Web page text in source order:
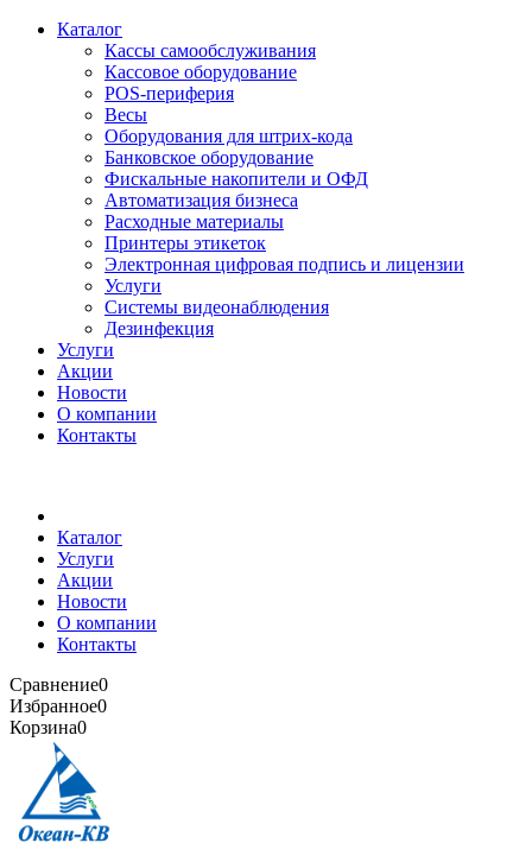
Каталог
Кассы самообслуживания
Кассовое оборудование
POS-периферия
Весы
Оборудования для штрих-кода
Банковское оборудование
Фискальные накопители и ОФД
Автоматизация бизнеса
Расходные материалы
Принтеры этикеток
Электронная цифровая подпись и лицензии
Услуги
Системы видеонаблюдения
Дезинфекция
Услуги
Акции
Новости
О компании
Контакты
Каталог
Услуги
Акции
Новости
О компании
Контакты
Сравнение0
Избранное0
Корзина0